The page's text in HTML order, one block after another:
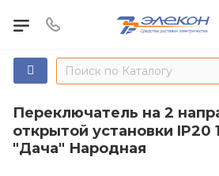
Переключатель на 2
открытой установки IP20
"Дача" Народная